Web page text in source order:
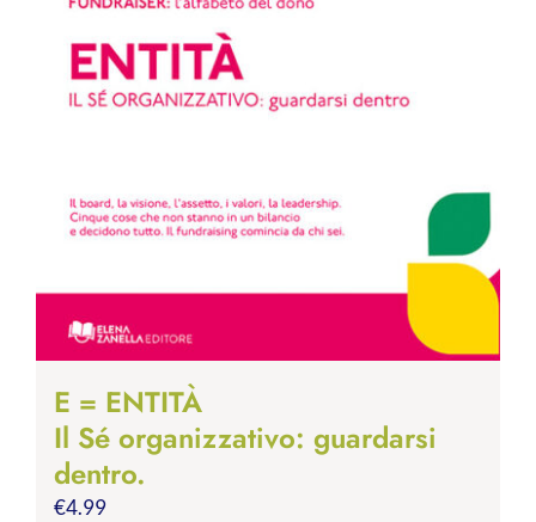
E = ENTITÀ
Il Sé organizzativo: guardarsi
dentro.
€4.99